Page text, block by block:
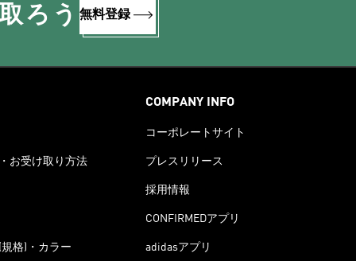
ろう 無料登録
お受け取り方法
格)・カラー
COMPANY INFO
コーポレートサイト
プレスリリース
採用情報
CONFIRMEDアプリ
adidasアプリ